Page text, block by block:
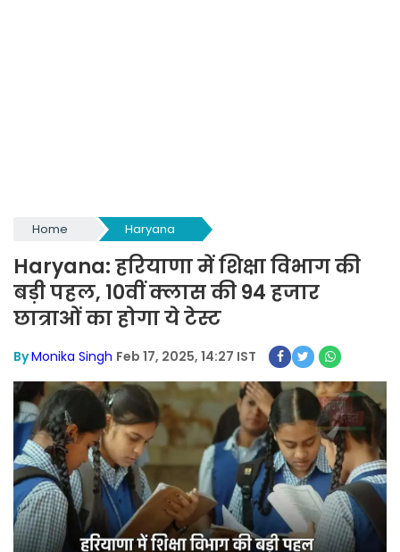
Home Haryana
Haryana: हरियाणा में शिक्षा विभाग की
बड़ी पहल, 10वीं क्लास की 94 हजार
छात्राओं का होगा ये टेस्ट
ByMonika Singh Feb 17, 2025, 14:27 IST